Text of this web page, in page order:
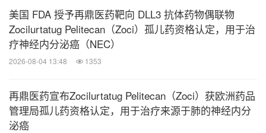
Povetacicept (APRIL/BAFF):
– IgA肾病 (IgAN)：2026年3月，再鼎医药合作伙
伴Vertex公布povetacicept用于IgA肾病的全球3期
析获得阳性结果。该研究达到了其主要终点，
povetacicept治疗组患者的24小时尿蛋白肌酐比值
美国 FDA 授予再鼎医药靶向 DLL3 抗体药物偶联物
Zocilurtatug Pelitecan（Zoci）孤儿药资格认定，用于治
疗神经内分泌癌（NEC）
2026-08-04 13:48 1353
再鼎医药宣布Zocilurtatug Pelitecan（Zoci）获欧洲药品
管理局孤儿药资格认定，用于治疗来源于肺的神经内分
泌癌